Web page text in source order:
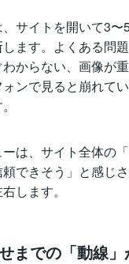
サイトを開いて3
ます。よくある問
からない、画像が
ンで見ると崩れて
は、サイト全体の
できそう」と感じ
します。
までの「動線」